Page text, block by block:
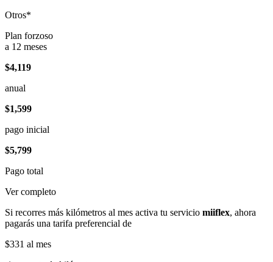
Otros*
Plan forzoso
a 12 meses
$4,119
anual
$1,599
pago inicial
$5,799
Pago total
Ver completo
Si recorres más kilómetros al mes activa tu servicio miiflex, ahora
pagarás una tarifa preferencial de
$331 al mes